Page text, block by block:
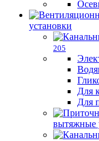
установки
205
Для
Для
вытяжные